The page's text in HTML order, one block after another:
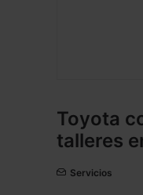
Toyota
talleres
Servicios